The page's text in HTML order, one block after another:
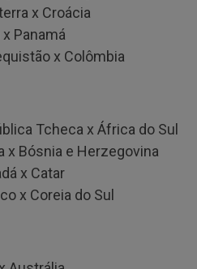
x Croácia
Panamá
x Colômbia
Tcheca x África do Sul
x Bósnia e Herzegovina
x Catar
x Coreia do Sul